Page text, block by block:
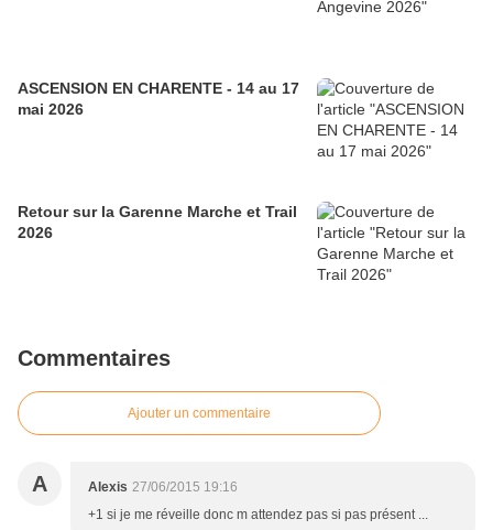
ASCENSION EN CHARENTE - 14 au 17
mai 2026
Retour sur la Garenne Marche et Trail
2026
Commentaires
Ajouter un commentaire
A Alexis 27/06/2015 19:16
+1 si je me réveille donc m attendez pas si pas présent ...